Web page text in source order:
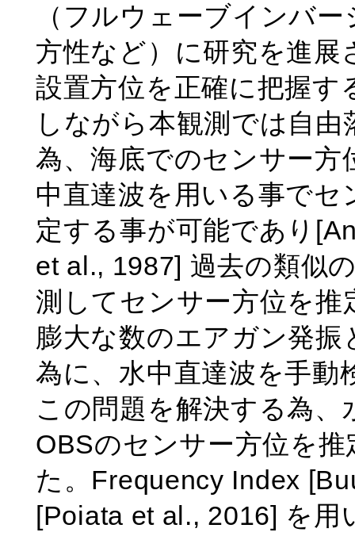
（フルウェーブインバ
方性など）に研究を進
設置方位を正確に把握
しながら本観測では自
為、海底でのセンサー
中直達波を用いる事でセ
定する事が可能であり
et al., 1987] 過去の類似
測してセンサー方位を
膨大な数のエアガン発
為に、水中直達波を手動
この問題を解決する為
OBSのセンサー方位を
た。Frequency Index
[Poiata et al., 2016] を用